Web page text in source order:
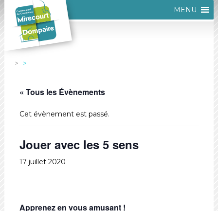
MENU
« Tous les Évènements
Cet évènement est passé.
Jouer avec les 5 sens
17 juillet 2020
Apprenez en vous amusant !